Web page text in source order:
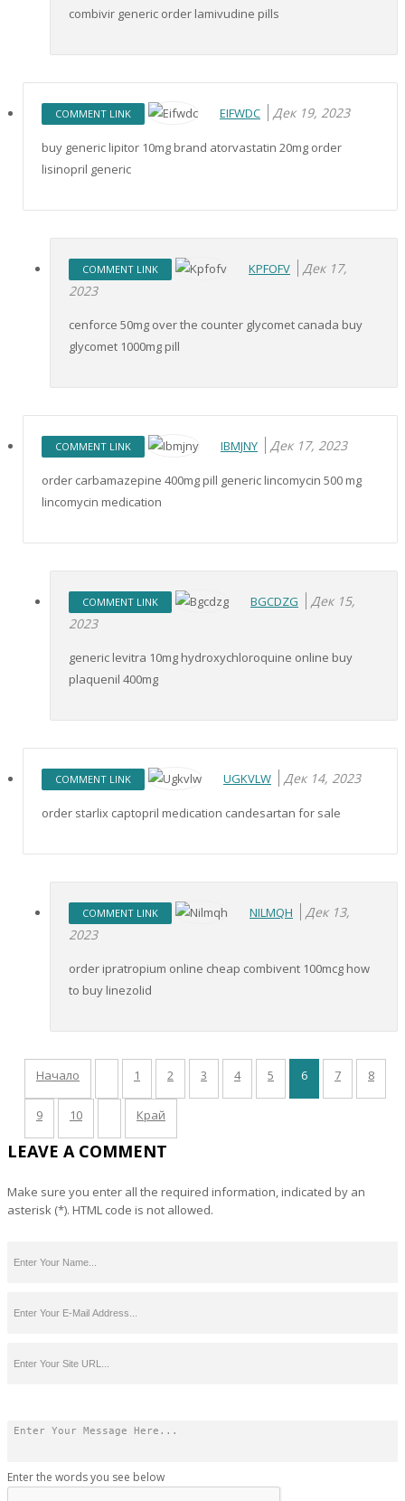
combivir generic order lamivudine pills
COMMENT LINK EIFWDC Дек 19, 2023
buy generic lipitor 10mg brand atorvastatin 20mg order
lisinopril generic
COMMENT LINK KPFOFV
Дек 17,
2023
cenforce 50mg over the counter glycomet canada buy
glycomet 1000mg pill
COMMENT LINK IBMJNY Дек 17, 2023
order carbamazepine 400mg pill generic lincomycin 500 mg
lincomycin medication
COMMENT LINK BGCDZG
Дек 15,
2023
generic levitra 10mg hydroxychloroquine online buy
plaquenil 400mg
COMMENT LINK UGKVLW Дек 14, 2023
order starlix captopril medication candesartan for sale
COMMENT LINK NILMQH
Дек 13,
2023
order ipratropium online cheap combivent 100mcg how
to buy linezolid
Начало 1 2 3 4 5 6 7 8
9 10 Край
LEAVE A COMMENT
Make sure you enter all the required information, indicated by an
asterisk (*). HTML code is not allowed.
Enter the words you see below